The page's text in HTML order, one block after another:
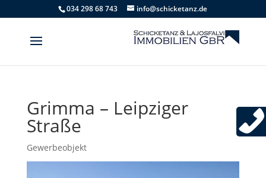
034 298 68 743 info@schicketanz.de
Grimma – Leipziger
Straße
Gewerbeobjekt